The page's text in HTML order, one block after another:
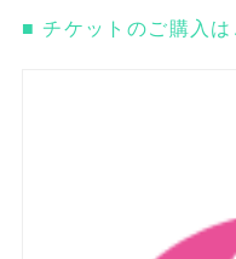
■ チケットのご購入は